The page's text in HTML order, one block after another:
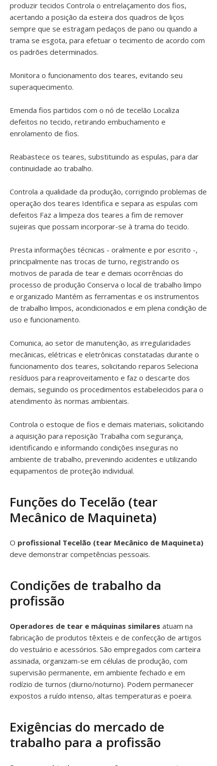
produzir tecidos Controla o entrelaçamento dos fios,
acertando a posição da esteira dos quadros de liços
sempre que se estragam pedaços de pano ou quando a
trama se esgota, para efetuar o tecimento de acordo com
os padrões determinados.
Monitora o funcionamento dos teares, evitando seu
superaquecimento.
Emenda fios partidos com o nó de tecelão Localiza
defeitos no tecido, retirando embuchamento e
enrolamento de fios.
Reabastece os teares, substituindo as espulas, para dar
continuidade ao trabalho.
Controla a qualidade da produção, corrigindo problemas de
operação dos teares Identifica e separa as espulas com
defeitos Faz a limpeza dos teares a fim de remover
sujeiras que possam incorporar-se à trama do tecido.
Presta informações técnicas - oralmente e por escrito -,
principalmente nas trocas de turno, registrando os
motivos de parada de tear e demais ocorrências do
processo de produção Conserva o local de trabalho limpo
e organizado Mantém as ferramentas e os instrumentos
de trabalho limpos, acondicionados e em plena condição de
uso e funcionamento.
Comunica, ao setor de manutenção, as irregularidades
mecânicas, elétricas e eletrônicas constatadas durante o
funcionamento dos teares, solicitando reparos Seleciona
resíduos para reaproveitamento e faz o descarte dos
demais, seguindo os procedimentos estabelecidos para o
atendimento às normas ambientais.
Controla o estoque de fios e demais materiais, solicitando
a aquisição para reposição Trabalha com segurança,
identificando e informando condições inseguras no
ambiente de trabalho, prevenindo acidentes e utilizando
equipamentos de proteção individual.
Funções do Tecelão (tear
Mecânico de Maquineta)
O profissional Tecelão (tear Mecânico de Maquineta)
deve demonstrar competências pessoais.
Condições de trabalho da
profissão
Operadores de tear e máquinas similares atuam na
fabricação de produtos têxteis e de confecção de artigos
do vestuário e acessórios. São empregados com carteira
assinada, organizam-se em células de produção, com
supervisão permanente, em ambiente fechado e em
rodízio de turnos (diurno/noturno). Podem permanecer
expostos a ruído intenso, altas temperaturas e poeira.
Exigências do mercado de
trabalho para a profissão